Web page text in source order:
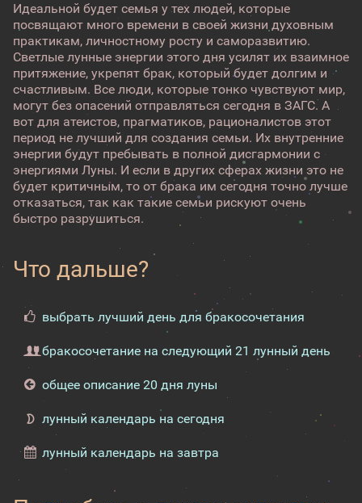
Идеальной будет семья у тех людей, которые
посвящают много времени в своей жизни духовным
практикам, личностному росту и саморазвитию.
Светлые лунные энергии этого дня усилят их взаимное
притяжение, укрепят брак, который будет долгим и
счастливым. Все люди, которые тонко чувствуют мир,
могут без опасений отправляться сегодня в ЗАГС. А
вот для атеистов, прагматиков, рационалистов этот
период не лучший для создания семьи. Их внутренние
энергии будут пребывать в полной дисгармонии с
энергиями Луны. И если в других сферах жизни это не
будет критичным, то от брака им сегодня точно лучше
отказаться, так как такие семьи рискуют очень
быстро разрушиться.
Что дальше?
выбрать лучший день для бракосочетания
бракосочетание на следующий 21 лунный день
общее описание 20 дня луны
лунный календарь на сегодня
лунный календарь на завтра